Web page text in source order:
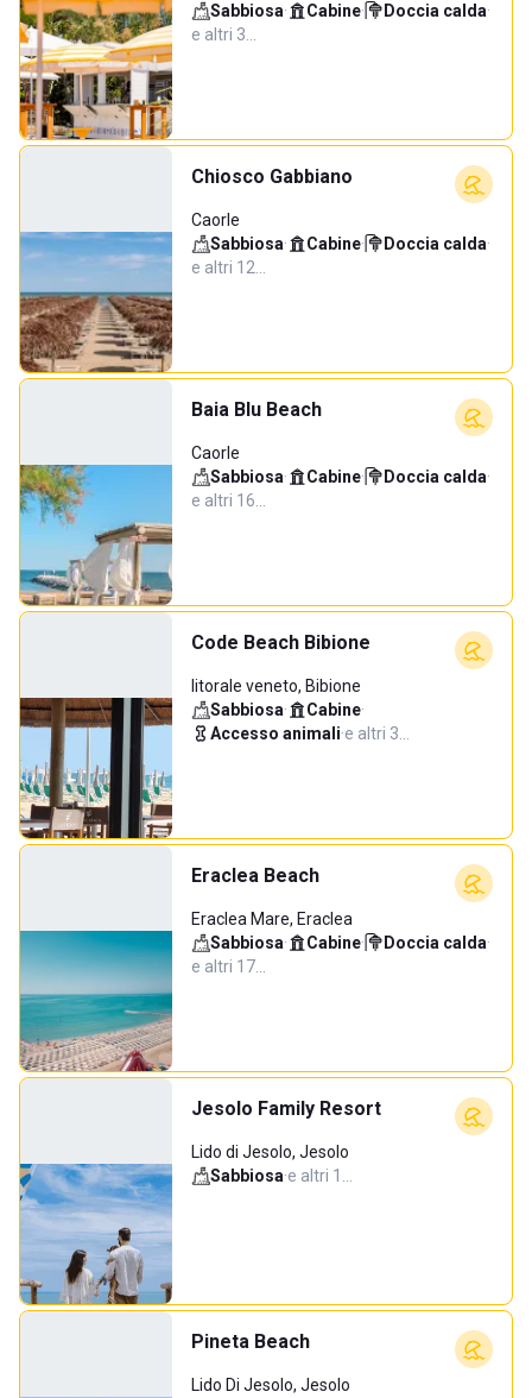
Sabbiosa· Cabine· Doccia calda·
e altri 3…
Chiosco Gabbiano
Caorle
Sabbiosa· Cabine· Doccia calda·
e altri 12…
Baia Blu Beach
Caorle
Sabbiosa· Cabine· Doccia calda·
e altri 16…
Code Beach Bibione
litorale veneto, Bibione
Sabbiosa· Cabine·
Accesso animali·e altri 3…
Eraclea Beach
Eraclea Mare, Eraclea
Sabbiosa· Cabine· Doccia calda·
e altri 17…
Jesolo Family Resort
Lido di Jesolo, Jesolo
Sabbiosa·e altri 1…
Pineta Beach
Lido Di Jesolo, Jesolo